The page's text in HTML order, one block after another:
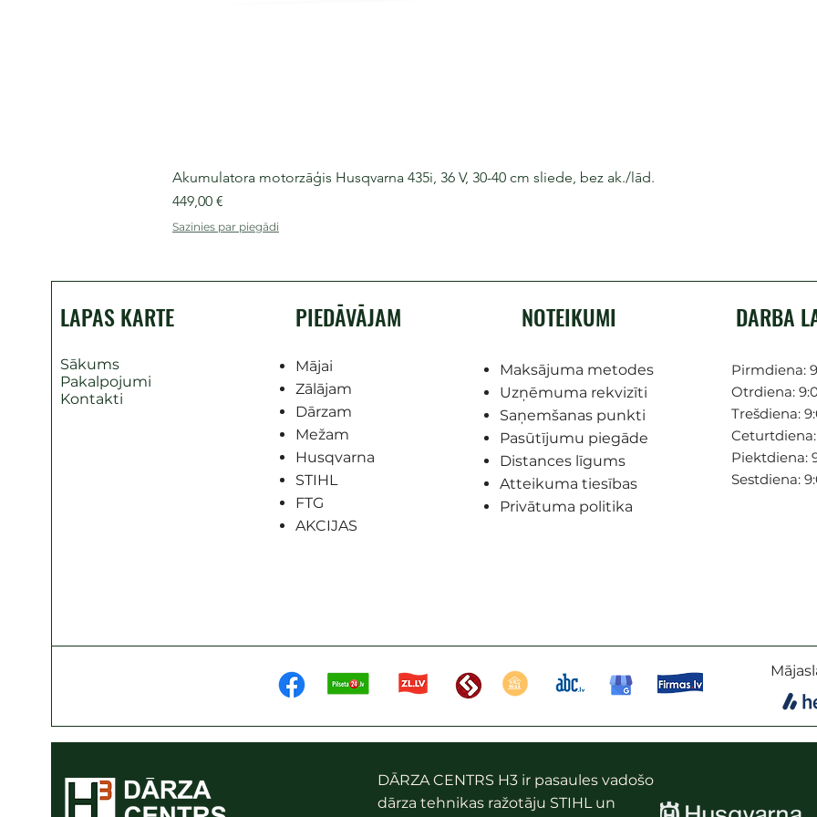
Akumulatora motorzāģis Husqvarna 435i, 36 V, 30-40 cm sliede, bez ak./lād.
Cena
449,00 €
Sazinies par piegādi
LAPAS KARTE
Sākums
Pakalpojumi
Kontakti
PIEDĀVĀJAM
Mājai
Zālājam
Dārzam
Mežam
Husqvarna
STIHL
FTG
AKCIJAS
NOTEIKUMI
Maksājuma metodes
Uzņēmuma rekvizīti
Saņemšanas punkti
Pasūtījumu piegāde
Distances līgums
Atteikuma tiesības
Privātuma politika
DARBA
Pirmdiena:
Otrdiena:
Trešdiena:
Ceturtdiena:
Piektdiena:
Sestdiena:
DĀRZA CENTRS H3 ir pasaules vadošo
dārza tehnikas ražotāju STIHL un